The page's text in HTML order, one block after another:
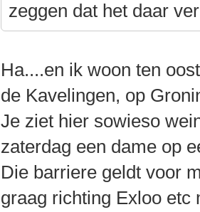
zeggen dat het daar
Ha....en ik woon ten
de Kavelingen, op
Je ziet hier sowieso
zaterdag een dame op
Die barriere geldt voor
graag richting Exloo etc